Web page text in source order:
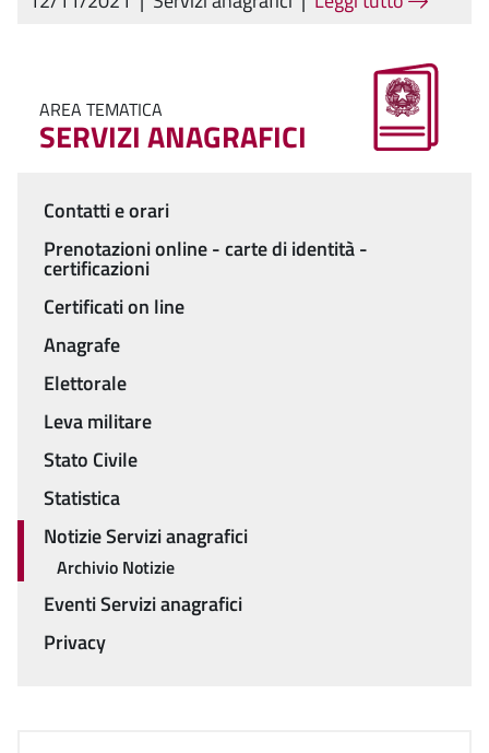
AREA TEMATICA
SERVIZI ANAGRAFICI
Menu
Contatti e orari
Prenotazioni online - carte di identità -
certificazioni
Certificati on line
Anagrafe
Elettorale
Leva militare
Stato Civile
Statistica
Notizie Servizi anagrafici
Archivio Notizie
Eventi Servizi anagrafici
Privacy